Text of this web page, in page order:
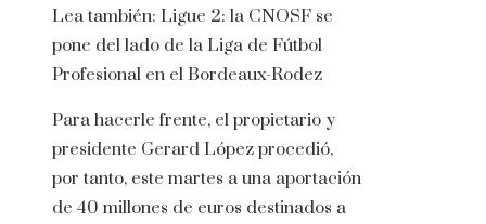
Lea también: Ligue 2: la CNOSF se
pone del lado de la Liga de Fútbol
Profesional en el Bordeaux-Rodez
Para hacerle frente, el propietario y
presidente Gerard López procedió,
por tanto, este martes a una aportación
de 40 millones de euros destinados a